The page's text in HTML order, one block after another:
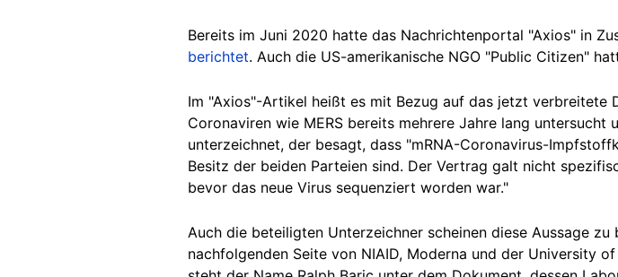
Bereits im Juni 2020 hatte das Nachrichtenportal "Axios" in
berichtet. Auch die US-amerikanische NGO "Public Citizen"
Im "Axios"-Artikel heißt es mit Bezug auf das jetzt verbreitete
Coronaviren wie MERS bereits mehrere Jahre lang untersucht
unterzeichnet, der besagt, dass "mRNA-Coronavirus-
Besitz der beiden Parteien sind. Der Vertrag galt nicht
bevor das neue Virus sequenziert worden war."
Auch die beteiligten Unterzeichner scheinen diese Aussage
nachfolgenden Seite von NIAID, Moderna und der University